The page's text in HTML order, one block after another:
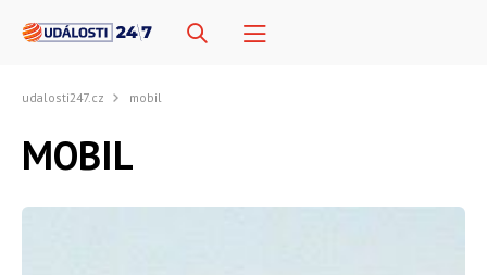
udalosti247.cz mobil
MOBIL